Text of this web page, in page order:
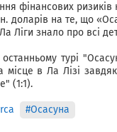
фінансових ризиків
доларів на те, що
Ліги знало про всі
турі
місце в Ла Лізі
(1:1).
#Осасуна